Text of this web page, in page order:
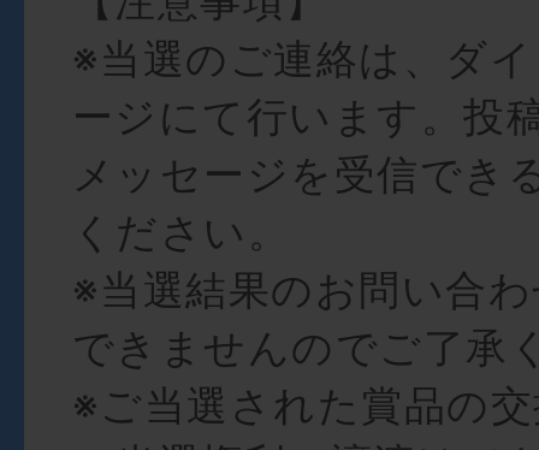
※当選のご連絡は、ダ
ージにて行います。投
メッセージを受信でき
ください。
※当選結果のお問い合
できませんのでご了承
※ご当選された賞品の